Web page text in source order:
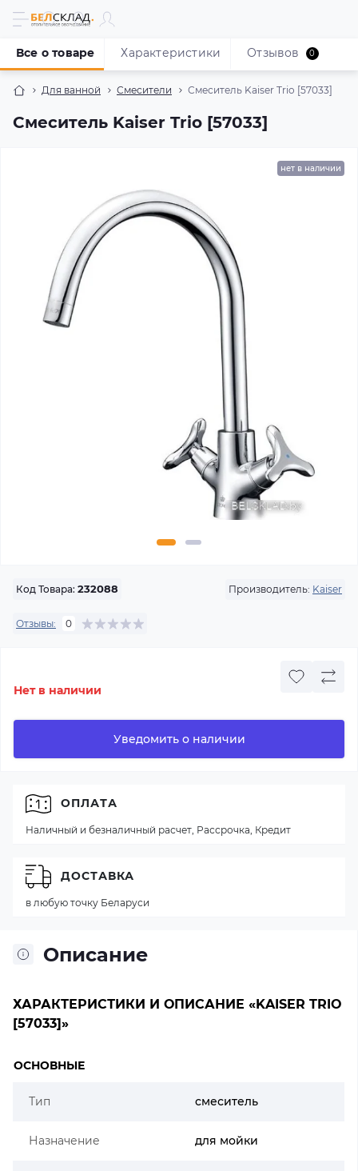
Для ванной Смесители Смеситель Kaiser Trio [57033]
Смеситель Kaiser Trio [57033]
Все о товаре Характеристики Отзывов 0
нет в наличии
Код Товара: 232088 Производитель: Kaiser
Отзывы: 0
Нет в наличии
Уведомить о наличии
Описание
ХАРАКТЕРИСТИКИ И ОПИСАНИЕ «KAISER TRIO
[57033]»
ОСНОВНЫЕ
Тип смеситель
Назначение для мойки
ОПЛАТА
Наличный и безналичный расчет, Рассрочка, Кредит
ДОСТАВКА
в любую точку Беларуси